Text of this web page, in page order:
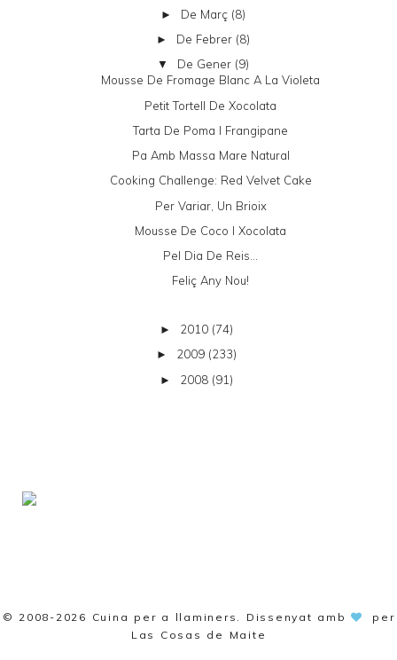
► De Març (8)
► De Febrer (8)
▼ De Gener (9)
Mousse De Fromage Blanc A La Violeta
Petit Tortell De Xocolata
Tarta De Poma I Frangipane
Pa Amb Massa Mare Natural
Cooking Challenge: Red Velvet Cake
Per Variar, Un Brioix
Mousse De Coco I Xocolata
Pel Dia De Reis...
Feliç Any Nou!
► 2010 (74)
► 2009 (233)
► 2008 (91)
© 2008-2026 Cuina per a llaminers . Dissenyat amb
per
Las Cosas de Maite